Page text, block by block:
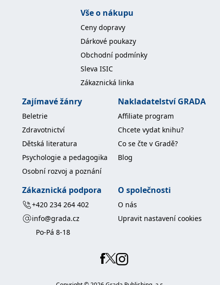
Vše o nákupu
Ceny dopravy
Dárkové poukazy
Obchodní podmínky
Sleva ISIC
Zákaznická linka
Zajímavé žánry
Beletrie
Zdravotnictví
Dětská literatura
Psychologie a pedagogika
Osobní rozvoj a poznání
Nakladatelství GRADA
Affiliate program
Chcete vydat knihu?
Co se čte v Gradě?
Blog
Zákaznická podpora
+420 234 264 402
info@grada.cz
Po-Pá 8-18
O společnosti
O nás
Upravit nastavení cookies